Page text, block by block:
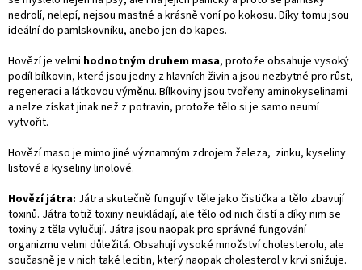
nedrolí, nelepí, nejsou mastné a krásně voní po kokosu. Díky tomu jsou
ideální do pamlskovníku, anebo jen do kapes.
Hovězí je velmi hodnotným druhem masa, protože obsahuje vysoký
podíl bílkovin, které jsou jedny z hlavních živin a jsou nezbytné pro růst,
regeneraci a látkovou výměnu. Bílkoviny jsou tvořeny aminokyselinami
a nelze získat jinak než z potravin, protože tělo si je samo neumí
vytvořit.
Hovězí maso je mimo jiné významným zdrojem železa, zinku, kyseliny
listové a kyseliny linolové.
Hovězí játra: Játra skutečně fungují v těle jako čistička a tělo zbavují
toxinů. Játra totiž toxiny neukládají, ale tělo od nich čistí a díky nim se
toxiny z těla vylučují. Játra jsou naopak pro správné fungování
organizmu velmi důležitá. Obsahují vysoké množství cholesterolu, ale
současně je v nich také lecitin, který naopak cholesterol v krvi snižuje.